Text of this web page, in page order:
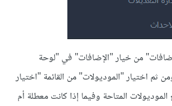
من خيار "الإضافات" في "لوحة
ثم اختيار "الموديولات" من القائمة "اختيار
المتاحة وفيما إذا كانت معطلة أم